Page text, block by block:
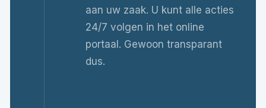
aan uw zaak. U kunt alle acties
24/7 volgen in het online
portaal. Gewoon transparant
dus.